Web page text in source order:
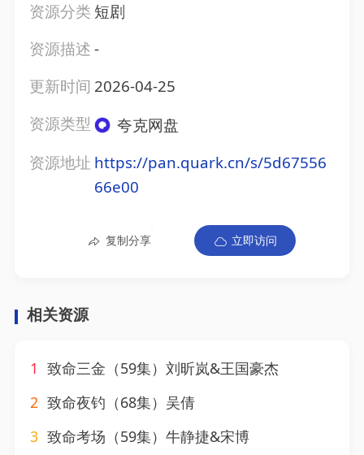
资源分类 短剧
资源描述-
更新时间 2026-04-25
资源类型
夸克网盘
资源地址 https://pan.quark.cn/s/5d67556
66e00
复制分享 立即访问
相关资源
1 致命三金（59集）刘昕岚&王国豪杰
2 致命夜钓（68集）吴倩
3 致命考场（59集）牛静捷&宋博